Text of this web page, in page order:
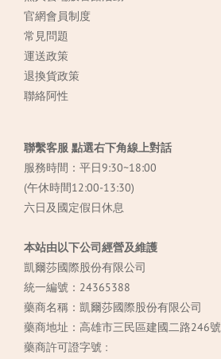
官網會員制度
常見 問題
運送政策
退換貨政策
聯絡阿性
聯繫客服 點選右下角線上對話
服務時間：平日9:30~18:00
(午休時間12:00-13:30)
六日及國定假日休息
本站由以下公司經營及維護
凱爾莎國際股份有限公司
統一編號：24365388
藥商名稱：凱爾莎國際股份有限公司
藥商地址：高雄市三民區建國二路246號
藥商許可證字號 :